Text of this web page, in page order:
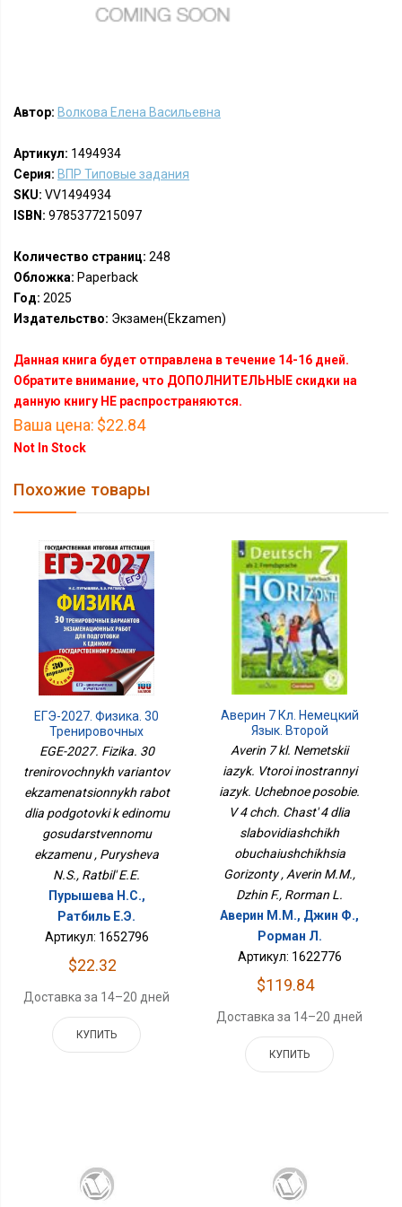
Автор: Волкова Елена Васильевна
Артикул: 1494934
Серия: ВПР Типовые задания
SKU: VV1494934
ISBN: 9785377215097
Количество страниц: 248
Обложка: Paperback
Год: 2025
Издательство: Экзамен(Ekzamen)
Данная книга будет отправлена в течение 14-16 дней.
Обратите внимание, что ДОПОЛНИТЕЛЬНЫЕ скидки на
данную книгу НЕ распространяются.
Ваша цена: $22.84
Not In Stock
Похожие товары
ЕГЭ-2027. Физика. 30
Тренировочных
Вариантов
Работ Для Подготовки К
Единому
Государственному
Экзамену
EGE-2027. Fizika. 30
trenirovochnykh variantov
ekzamenatsionnykh rabot
dlia podgotovki k edinomu
gosudarstvennomu
ekzamenu , Purysheva
N.S., Ratbil' E.E.
Пурышева Н.С.,
Ратбиль Е.Э.
Артикул: 1652796
$22.32
Доставка за 14–20 дней
КУПИТЬ
Аверин 7 Кл. Немецкий
Язык. Второй
Иностранный Язык.
Часть 4 Для
Слабовидящих
Обучающихся
Горизонты
Averin 7 kl. Nemetskii
iazyk. Vtoroi inostrannyi
iazyk. Uchebnoe posobie.
V 4 chch. Chast' 4 dlia
slabovidiashchikh
obuchaiushchikhsia
Gorizonty , Averin M.M.,
Dzhin F., Rorman L.
Аверин М.М., Джин Ф.,
Рорман Л.
Артикул: 1622776
$119.84
Доставка за 14–20 дней
КУПИТЬ